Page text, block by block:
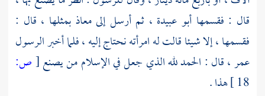
قال : فقسمها أبو عبيدة ، ثم أرسل إلىمعاذ بمثلها ، قال :
فقسمها ، إلا شيئا قالت له امرأته نحتاج إليه ، فلما أخبر الرسول
عمر ،قال : الحمد لله الذي جعل في الإسلام من يصنع[ص:
18 ] هذا .